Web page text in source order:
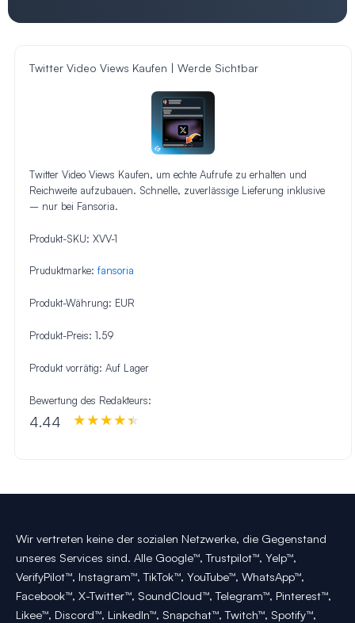
Twitter Video Views Kaufen | Werde Sichtbar
Twitter Video Views Kaufen, um echte Aufrufe zu erhalten und
Reichweite aufzubauen. Schnelle, zuverlässige Lieferung inklusive
– nur bei Fansoria.
Produkt-SKU: XVV-1
Pruduktmarke: fansoria
Produkt-Währung: EUR
Produkt-Preis: 1.59
Produkt vorrätig: Auf Lager
Bewertung des Redakteurs:
4.44
Wir vertreten keine der sozialen Netzwerke, die Gegenstand
unseres Services sind. Alle Google™, Trustpilot™, Yelp™,
VerifyPilot™, Instagram™, TikTok™, YouTube™, WhatsApp™,
Facebook™, X-Twitter™, SoundCloud™, Telegram™, Pinterest™,
Likee™, Discord™, LinkedIn™, Snapchat™, Twitch™, Spotify™,